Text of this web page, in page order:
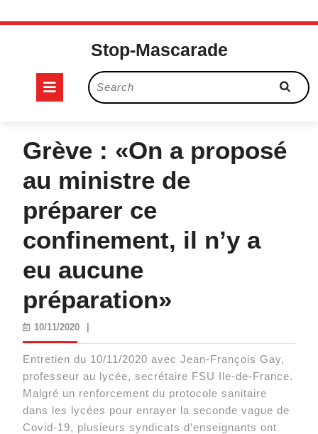
Skip
Stop-Mascarade
Open
Search
for:
Grève : «On a proposé
au ministre de
préparer ce
confinement, il n’y a
eu aucune
préparation»
10/11/202010/11/2020
Entretien du 10/11/2020 avec Jean-François Gay,
professeur au lycée, secrétaire FSU Ile-de-France.
Malgré un renforcement du protocole sanitaire
dans les lycées pour enrayer la seconde vague de
Covid-19, plusieurs syndicats d’enseignants ont